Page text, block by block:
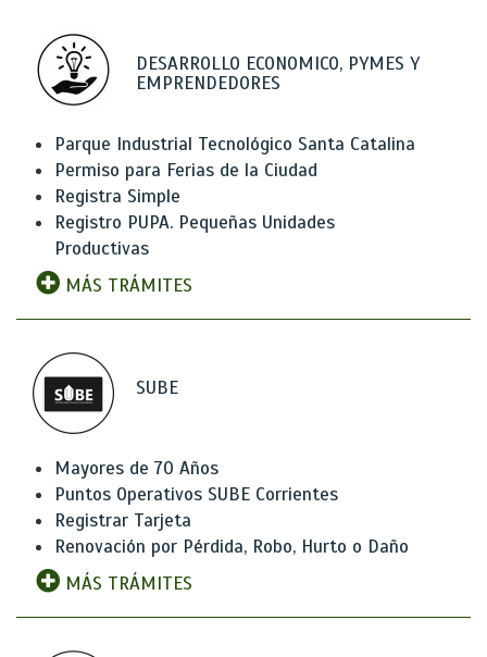
DESARROLLO ECONOMICO, PYMES Y
EMPRENDEDORES
Parque Industrial Tecnológico Santa Catalina
Permiso para Ferias de la Ciudad
Registra Simple
Registro PUPA. Pequeñas Unidades
Productivas
MÁS TRÁMITES
SUBE
Mayores de 70 Años
Puntos Operativos SUBE Corrientes
Registrar Tarjeta
Renovación por Pérdida, Robo, Hurto o Daño
MÁS TRÁMITES